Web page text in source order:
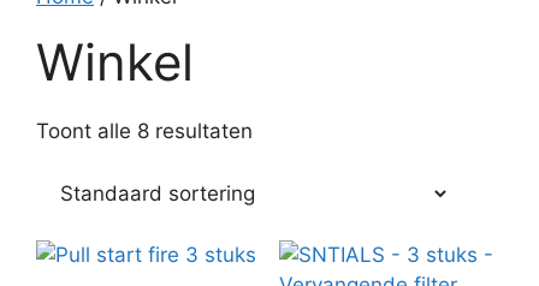
Winkel
Toont alle 8 resultaten